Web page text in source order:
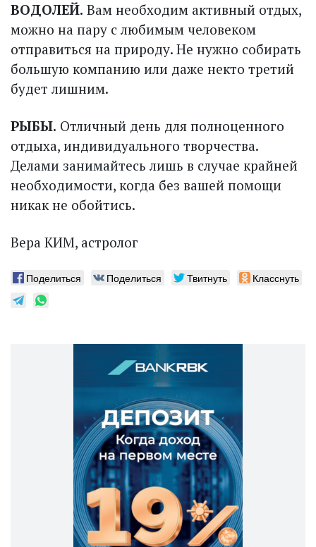
ВОДОЛЕЙ. Вам необходим активный отдых,
можно на пару с любимым человеком
отправиться на природу. Не нужно собирать
большую компанию или даже некто третий
будет лишним.
РЫБЫ. Отличный день для полноценного
отдыха, индивидуального творчества.
Делами занимайтесь лишь в случае крайней
необходимости, когда без вашей помощи
никак не обойтись.
Вера КИМ, астролог
Поделиться Поделиться Твитнуть Класснуть